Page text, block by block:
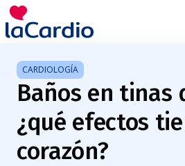
Nota:
este
sitio
web
incluyeCARDIOLOGÍA
Baños en tinas
¿qué efectos
corazón?